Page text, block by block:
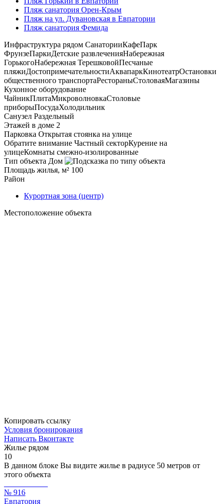
Пляж санатория Орен-Крым
Пляж на ул. Дувановская в Евпатории
Пляж санатория Фемида
Инфраструктура рядом СанаторииКафеПарк
ФрунзеПаркиДетские развлеченияНабережная
ГорькогоНабережная ТерешковойПесчаные
пляжиДостопримечательностиАквапаркКинотеатрОстановки
общественного транспортаРестораныСтоловаяМагазины
Кухонное оборудование
ЧайникПлитаМикроволновкаСтоловые
приборыПосудаХолодильник
Санузел Раздельный
Этажей в доме 2
Парковка Открытая стоянка на улице
Обратите внимание Частный секторКурение на
улицеКомнаты смежно-изолированные
Тип объекта Дом
Площадь жилья, м² 100
Район
Курортная зона (центр)
Местоположение объекта
Копировать ссылку
Условия бронирования
Написать Вконтакте
Жилье рядом
10
В данном блоке Вы видите жилье в радиусе 50 метров от
этого объекта
№ 916
Евпатория